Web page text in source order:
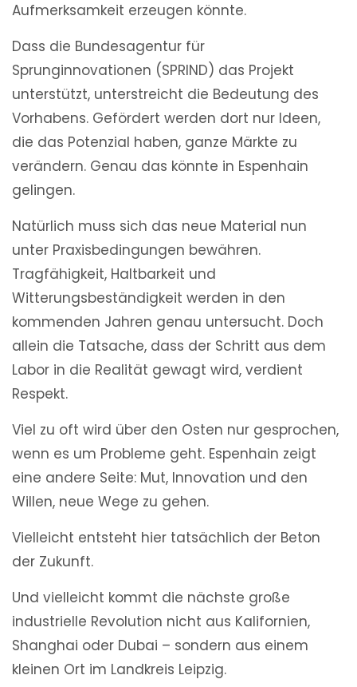
Aufmerksamkeit erzeugen könnte.
Dass die Bundesagentur für
Sprunginnovationen (SPRIND) das Projekt
unterstützt, unterstreicht die Bedeutung des
Vorhabens. Gefördert werden dort nur Ideen,
die das Potenzial haben, ganze Märkte zu
verändern. Genau das könnte in Espenhain
gelingen.
Natürlich muss sich das neue Material nun
unter Praxisbedingungen bewähren.
Tragfähigkeit, Haltbarkeit und
Witterungsbeständigkeit werden in den
kommenden Jahren genau untersucht. Doch
allein die Tatsache, dass der Schritt aus dem
Labor in die Realität gewagt wird, verdient
Respekt.
Viel zu oft wird über den Osten nur gesprochen,
wenn es um Probleme geht. Espenhain zeigt
eine andere Seite: Mut, Innovation und den
Willen, neue Wege zu gehen.
Vielleicht entsteht hier tatsächlich der Beton
der Zukunft.
Und vielleicht kommt die nächste große
industrielle Revolution nicht aus Kalifornien,
Shanghai oder Dubai – sondern aus einem
kleinen Ort im Landkreis Leipzig.